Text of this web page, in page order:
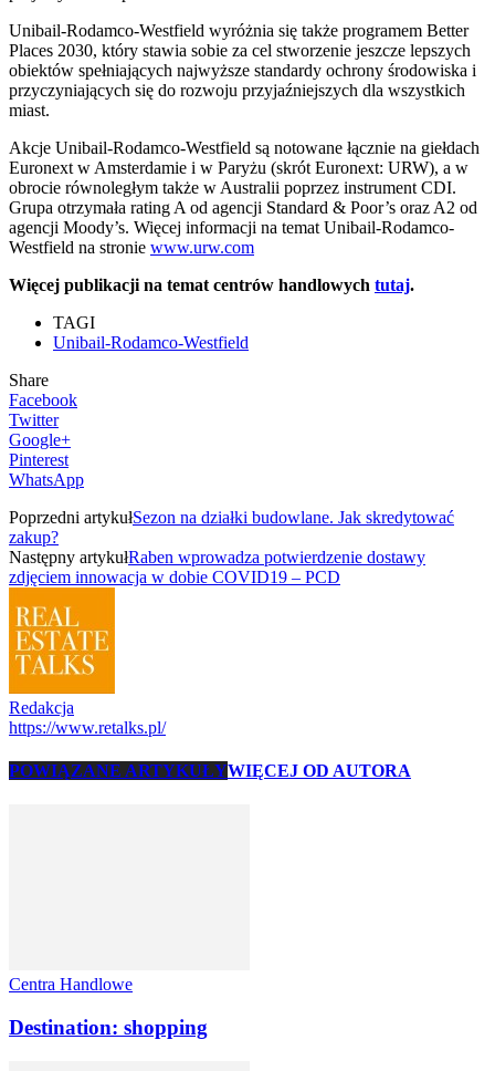
Unibail-Rodamco-Westfield wyróżnia się także programem Better
Places 2030, który stawia sobie za cel stworzenie jeszcze lepszych
obiektów spełniających najwyższe standardy ochrony środowiska i
przyczyniających się do rozwoju przyjaźniejszych dla wszystkich
miast.
Akcje Unibail-Rodamco-Westfield są notowane łącznie na giełdach
Euronext w Amsterdamie i w Paryżu (skrót Euronext: URW), a w
obrocie równoległym także w Australii poprzez instrument CDI.
Grupa otrzymała rating A od agencji Standard & Poor’s oraz A2 od
agencji Moody’s. Więcej informacji na temat Unibail-Rodamco-
Westfield na stronie www.urw.com
Więcej publikacji na temat centrów handlowych tutaj.
TAGI
Unibail-Rodamco-Westfield
Share
Facebook
Twitter
Google+
Pinterest
WhatsApp
Poprzedni artykułSezon na działki budowlane. Jak skredytować
zakup?
Następny artykułRaben wprowadza potwierdzenie dostawy
zdjęciem innowacja w dobie COVID19 – PCD
Redakcja
https://www.retalks.pl/
POWIĄZANE ARTYKUŁYWIĘCEJ OD AUTORA
Centra Handlowe
Destination: shopping